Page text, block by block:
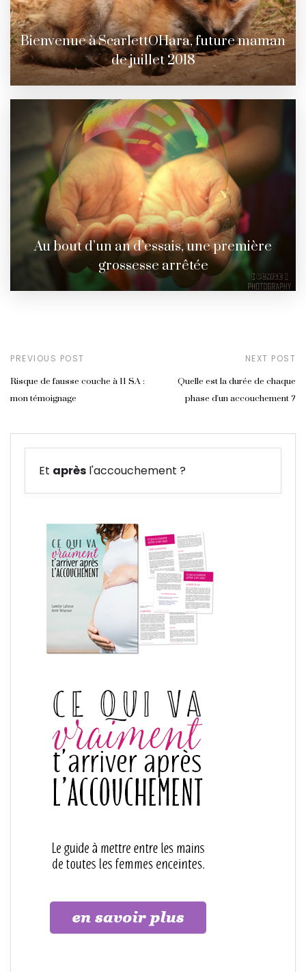
Bienvenue à ScarlettOHara, future maman
de juillet 2018
Au bout d’un an d’essais, une première
grossesse arrêtée
PREVIOUS POST
Risque de fausse couche à 11 SA :
mon témoignage
NEXT POST
Quelle est la durée de chaque
phase d'un accouchement ?
Et après l'accouchement ?